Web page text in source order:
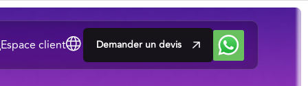
Espace client Demander un devis